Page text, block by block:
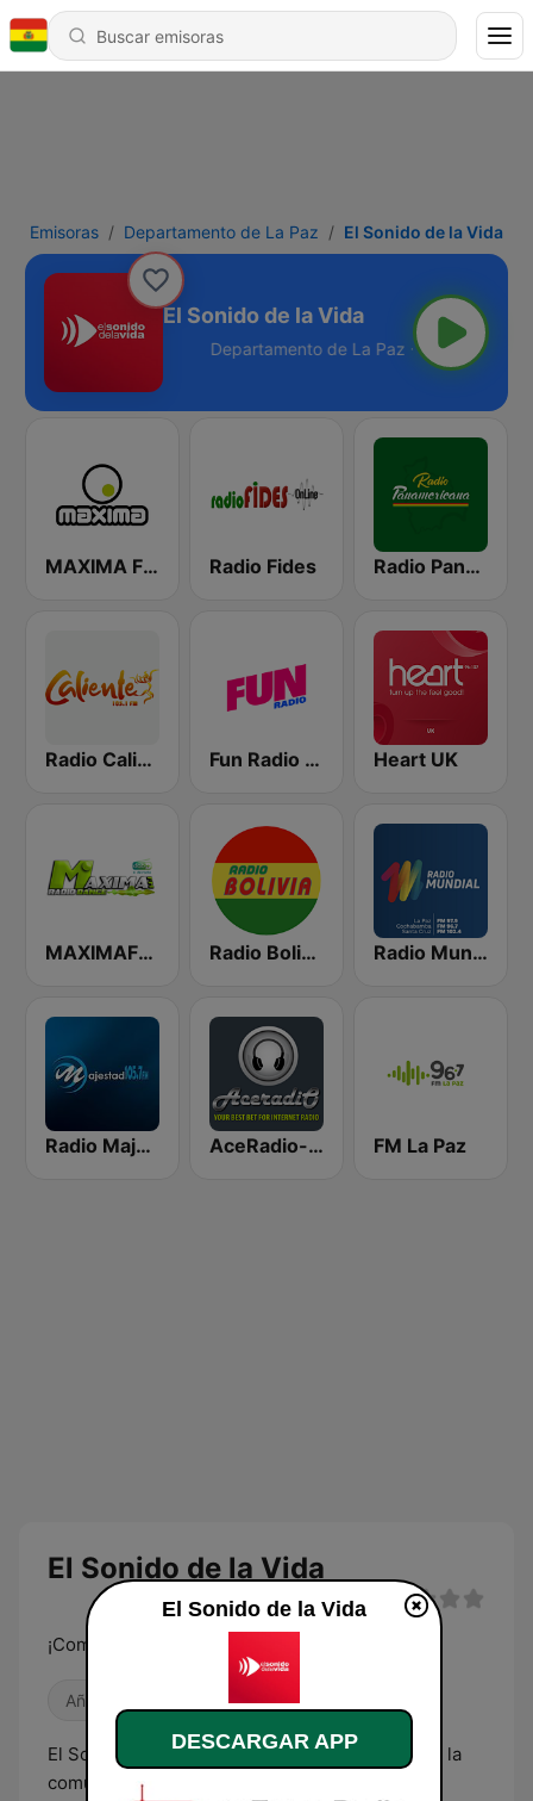
Emisoras Departamento de La Paz El Sonido de la Vida
El Sonido de la Vida
de La Paz - Online
MAXIMA FM Radio Fides Radio Panamericana
Radio Caliente 105.1 FM Fun Radio FRANCE Heart UK
MAXIMAFM DAB+ Radio Bolivia Radio Mundial Bolivia
Radio Majestad 105.7 FM AceRadio-Classic RnB FM La Paz
El Sonido de la Vida
¡Comunicación para sentirla!
Años 80 Años 90 Años 2000
El Sonido de la Vida es una emisora pionera de la
comunicación cristiana en Bolivia, llevando un
El Sonido de la Vida
DESCARGAR APP